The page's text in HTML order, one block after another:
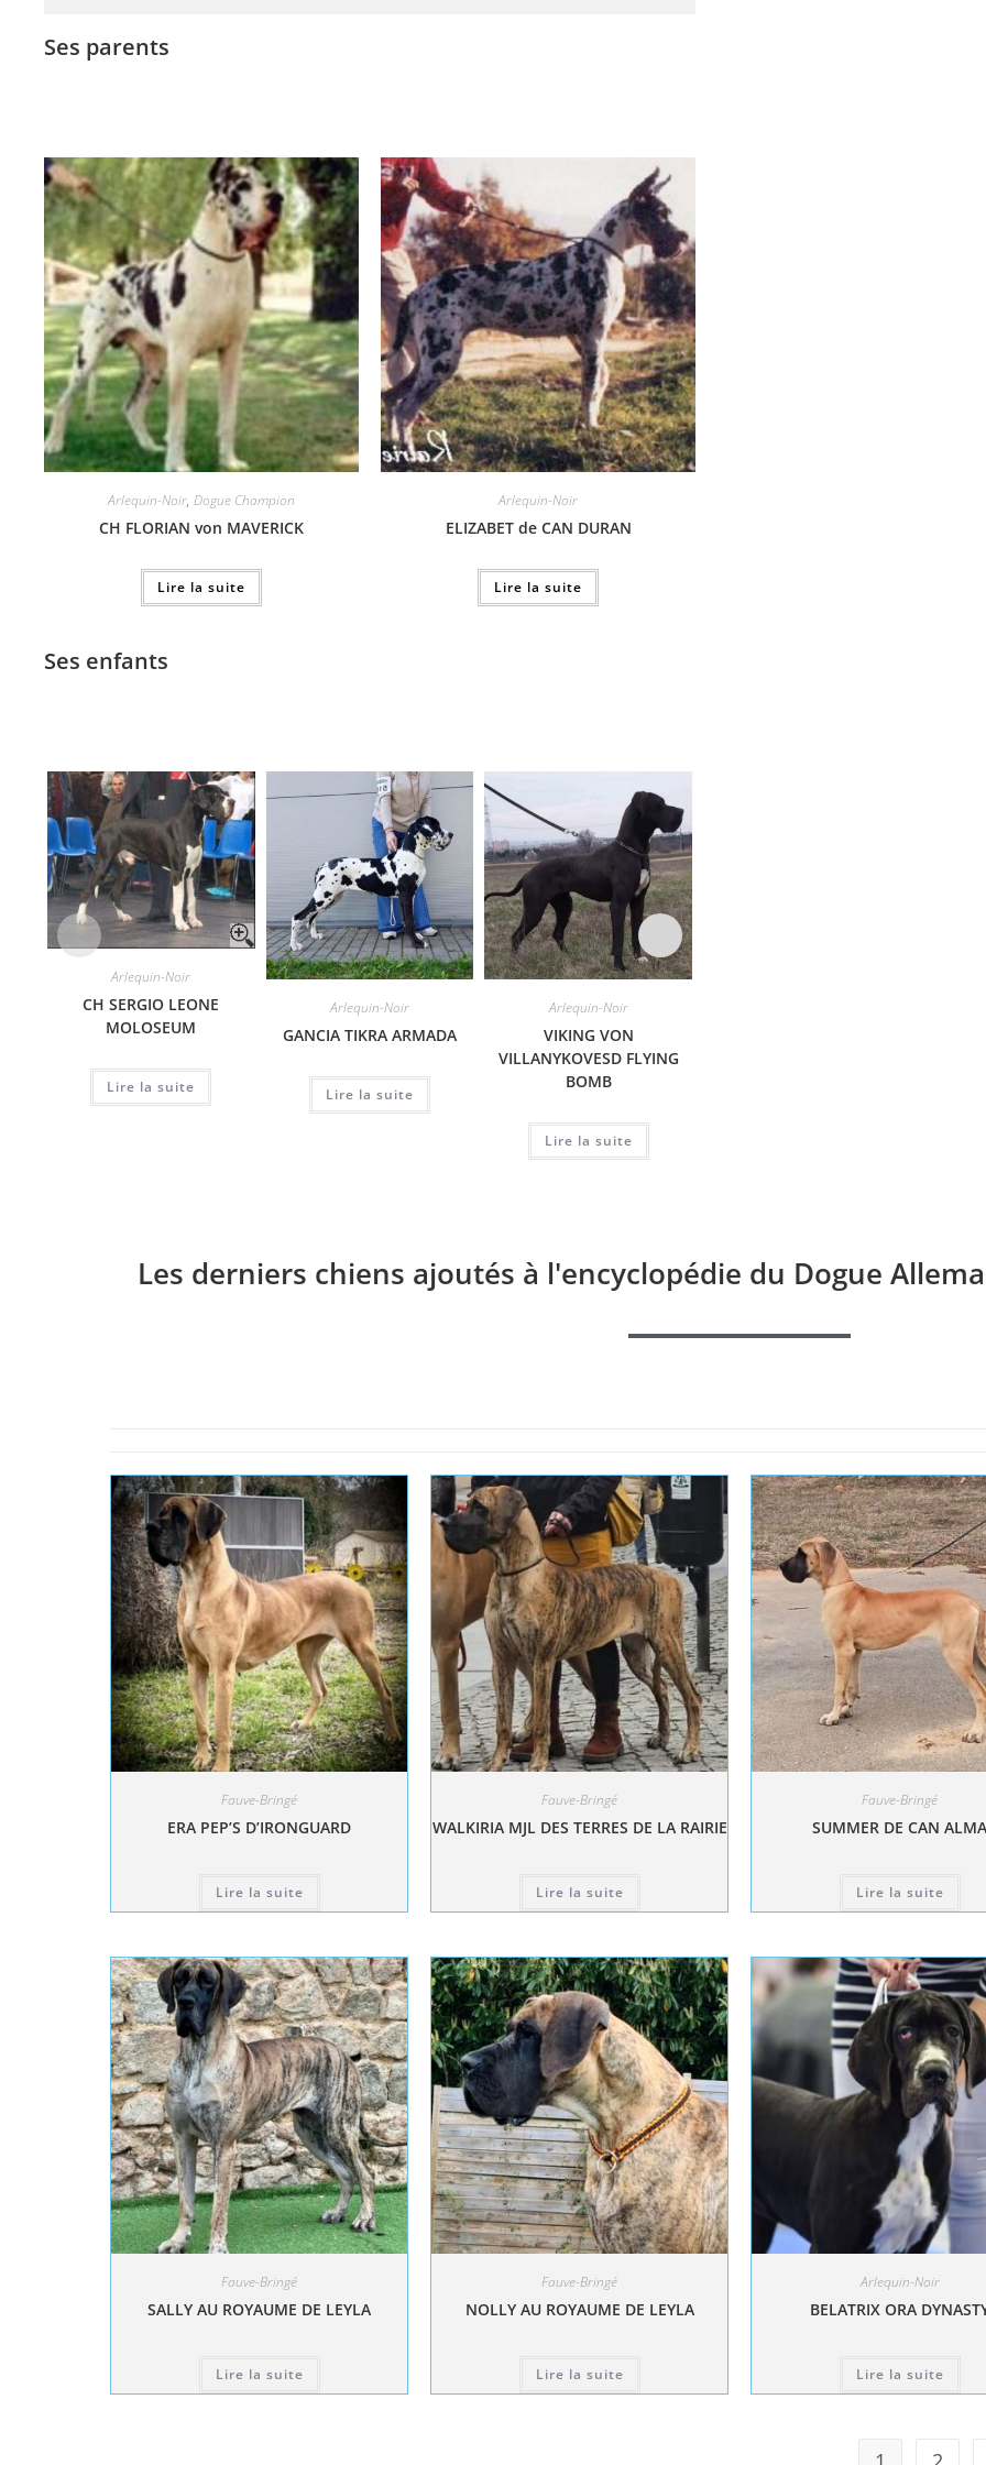
Ses parents
Arlequin-Noir, Dogue Champion
CH FLORIAN von MAVERICK
Lire la suite
Arlequin-Noir
ELIZABET de CAN DURAN
Lire la suite
Ses enfants
Arlequin-Noir
CH SERGIO LEONE
MOLOSEUM
Lire la suite
Arlequin-Noir
GANCIA TIKRA ARMADA
Lire la suite
Arlequin-Noir
VIKING VON
VILLANYKOVESD FLYING
BOMB
Lire la suite
Les derniers chiens ajoutés à l'encyclopédie du Dogue
Fauve-Bringé
ERA PEP’S D’IRONGUARD
Lire la suite
Fauve-Bringé
WALKIRIA MJL DES TERRES DE LA RAIRIE
Lire la suite
Fauve-Bringé
SUMMER DE CAN ALMA
Lire la suite
Fauve-Bringé
SALLY AU ROYAUME DE LEYLA
Lire la suite
Fauve-Bringé
NOLLY AU ROYAUME DE LEYLA
Lire la suite
Arlequin-Noir
BELATRIX ORA
Lire la suite